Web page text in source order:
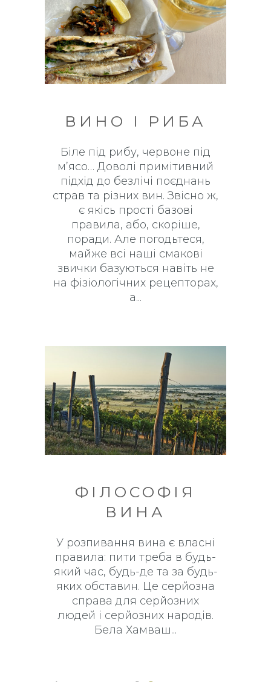
ВИНО І РИБА
Біле під рибу, червоне під
м’ясо… Доволі примітивний
підхід до безлічі поєднань
страв та різних вин. Звісно ж,
є якісь прості базові
правила, або, скоріше,
поради. Але погодьтеся,
майже всі наші смакові
звички базуються навіть не
на фізіологічних рецепторах,
а
ФІЛОСОФІЯ
ВИНА
У розпивання вина є власні
правила: пити треба в будь-
який час, будь-де та за будь-
яких обставин. Це серйозна
справа для серйозних
людей і серйозних народів.
Бела Хамваш